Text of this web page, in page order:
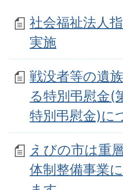
社会福祉法人
実施
戦没者等の遺
る特別弔慰金(
特別弔慰金)に
えびの市は重
体制整備事業